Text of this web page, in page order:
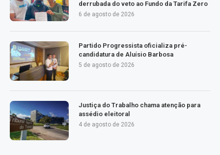
derrubada do veto ao Fundo da Tarifa Zero
6 de agosto de 2026
Partido Progressista oficializa pré-
candidatura de Aluísio Barbosa
5 de agosto de 2026
Justiça do Trabalho chama atenção para
assédio eleitoral
4 de agosto de 2026